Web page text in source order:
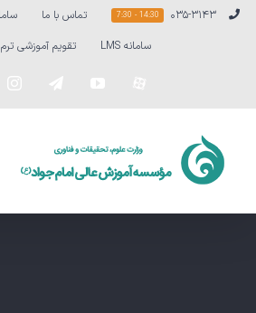
Skip
۰۳۵-۳۱۴۳ 14:30 - 7:30 تماس با ما
سامانه LMS
تقویم آموزشی ترم
YouTubeسفارشی